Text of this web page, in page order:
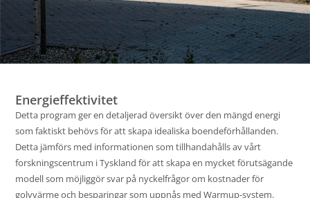
Energieffektivitet
Detta program ger en detaljerad översikt över den mängd energi
som faktiskt behövs för att skapa idealiska boendeförhållanden.
Detta jämförs med informationen som tillhandahålls av vårt
forskningscentrum i Tyskland för att skapa en mycket förutsägande
modell som möjliggör svar på nyckelfrågor om kostnader för
golvvärme och besparingar som uppnås med Warmup-system.